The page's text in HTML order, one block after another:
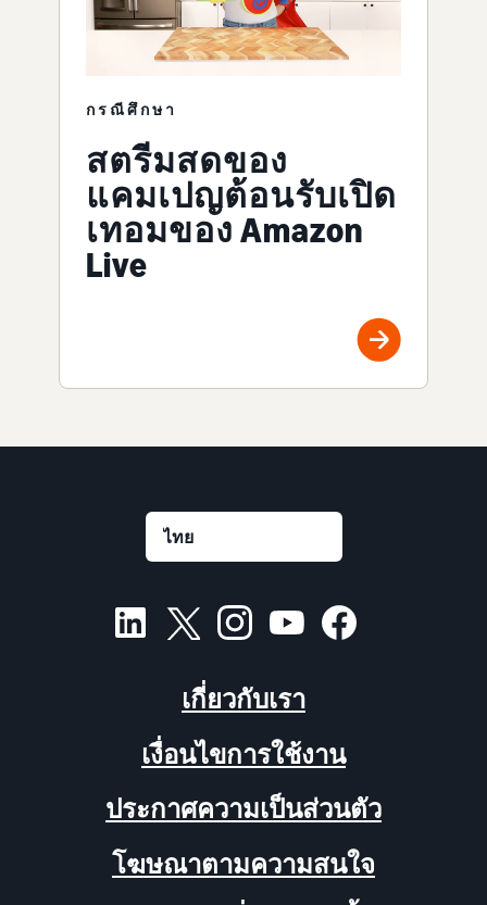
กรณีศึกษา
สตรีมสดของ
แคมเปญต้อนรับเปิด
เทอมของ Amazon
Live
เกี่ยวกับเรา
เงื่อนไขการใช้งาน
ประกาศความเป็นส่วนตัว
โฆษณาตามความสนใจ